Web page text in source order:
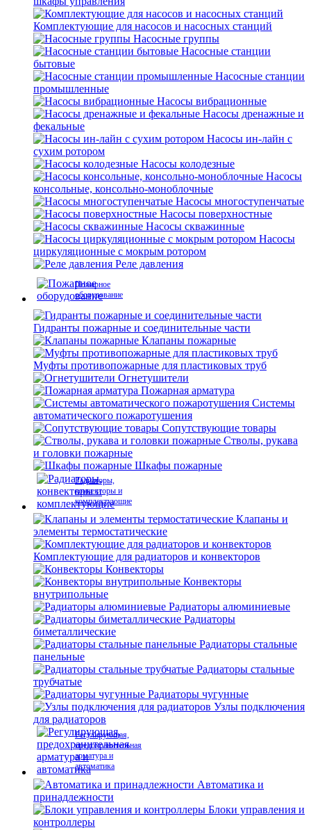
Комплектующие для насосов и насосных станций
Насосные группы
Насосные станции
бытовые
Насосные станции
промышленные
Насосы вибрационные
Насосы дренажные и
фекальные
Насосы ин-лайн с
сухим ротором
Насосы колодезные
Насосы
консольные, консольно-моноблочные
Насосы многоступенчатые
Насосы поверхностные
Насосы скважинные
Насосы
циркуляционные с мокрым ротором
Реле давления
Пожарное
оборудование
Гидранты пожарные и соединительные части
Клапаны пожарные
Муфты противопожарные для пластиковых труб
Огнетушители
Пожарная арматура
Системы
автоматического пожаротушения
Сопутствующие товары
Стволы, рукава
и головки пожарные
Шкафы пожарные
Радиаторы,
конвекторы и
комплектующие
Клапаны и
элементы термостатические
Комплектующие для радиаторов и конвекторов
Конвекторы
Конвекторы
внутрипольные
Радиаторы алюминиевые
Радиаторы
биметаллические
Радиаторы стальные
панельные
Радиаторы стальные
трубчатые
Радиаторы чугунные
Узлы подключения
для радиаторов
Регулирующая,
предохранительная
арматура и
автоматика
Автоматика и
принадлежности
Блоки управления и
контроллеры